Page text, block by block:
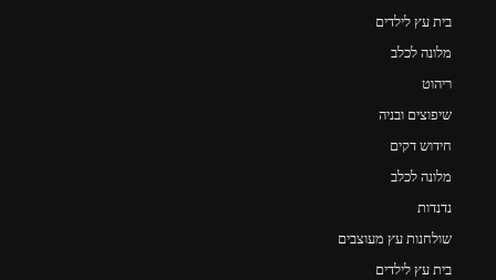
בית עץ לילדים
מלונה לכלב
ריהוט
שיפוצים ובניה
חידוש דקים
מלונה לכלב
נדנדות
שולחנות עץ מעוצבים
בית עץ לילדים